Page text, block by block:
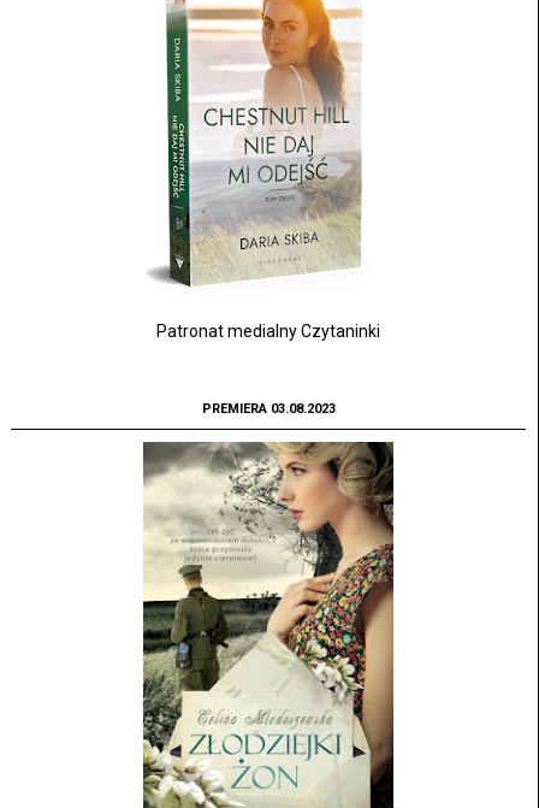
Patronat medialny Czytaninki
PREMIERA 03.08.2023